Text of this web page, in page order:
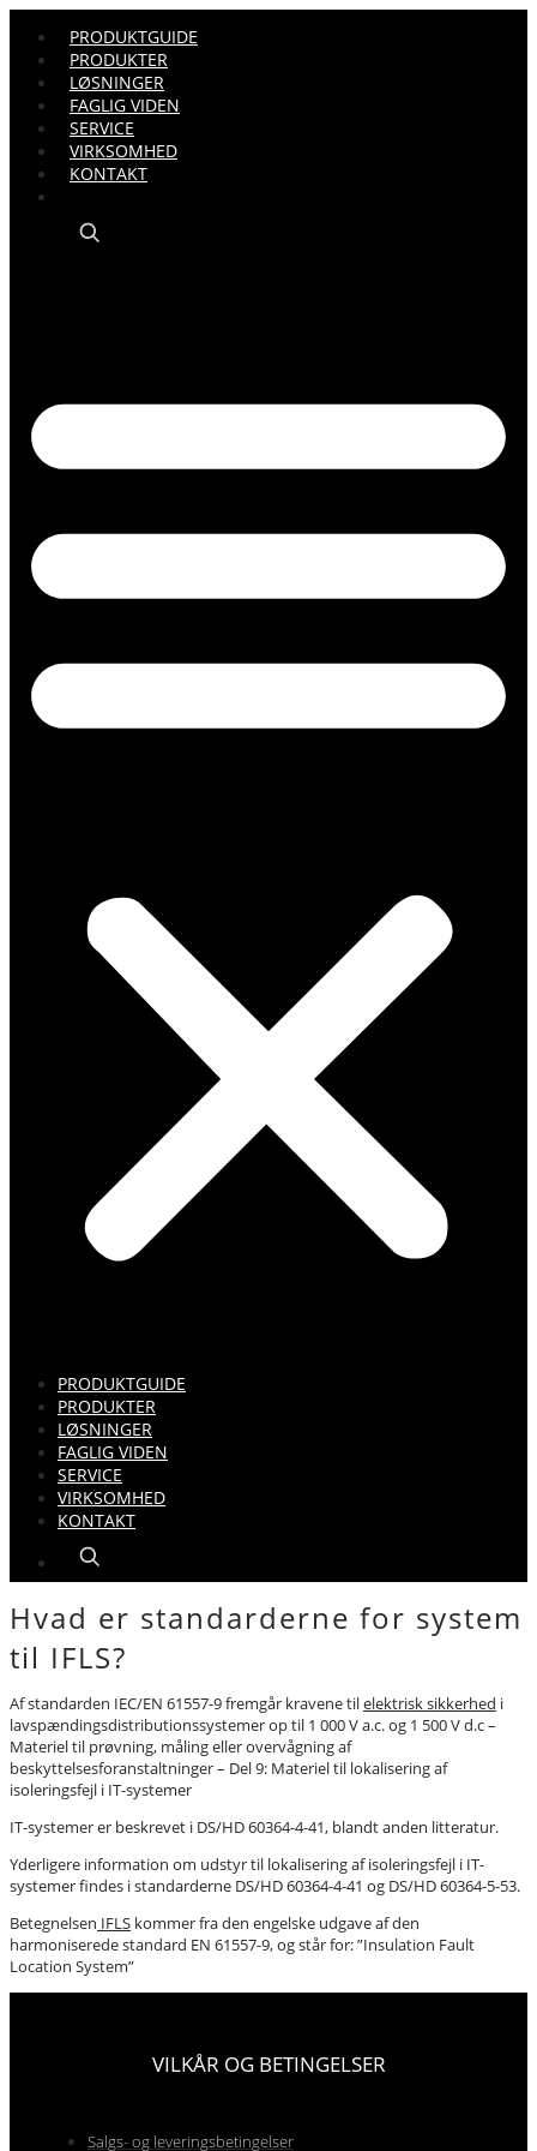
PRODUKTGUIDE
PRODUKTER
LØSNINGER
FAGLIG VIDEN
SERVICE
VIRKSOMHED
KONTAKT
PRODUKTGUIDE
PRODUKTER
LØSNINGER
FAGLIG VIDEN
SERVICE
VIRKSOMHED
KONTAKT
Hvad er standarderne for system
til IFLS?
Af standarden IEC/EN 61557-9 fremgår kravene tilelektrisk sikkerhed i
lavspændingsdistributionssystemer op til 1 000 V a.c. og 1 500 V d.c –
Materiel til prøvning, måling eller overvågning af
beskyttelsesforanstaltninger – Del 9: Materiel til lokalisering af
isoleringsfejl i IT-systemer
IT-systemer er beskrevet i DS/HD 60364-4-41, blandt anden litteratur.
Yderligere information om udstyr til lokalisering af isoleringsfejl i IT-
systemer findes i standarderne DS/HD 60364-4-41 og DS/HD 60364-5-53.
Betegnelsen IFLS kommer fra den engelske udgave af den
harmoniserede standard EN 61557-9, og står for: ”Insulation Fault
Location System”
VILKÅR OG BETINGELSER
Salgs- og leveringsbetingelser